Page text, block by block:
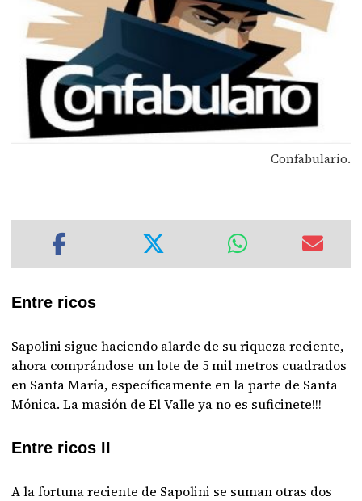
Confabulario.
Entre ricos
Sapolini sigue haciendo alarde de su riqueza reciente,
ahora comprándose un lote de 5 mil metros cuadrados
en Santa María, específicamente en la parte de Santa
Mónica. La masión de El Valle ya no es suficinete!!!
Entre ricos II
A la fortuna reciente de Sapolini se suman otras dos